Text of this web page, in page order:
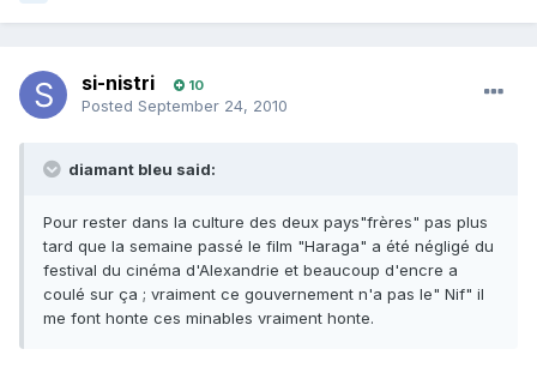
si-nistri 10
Posted September 24, 2010
diamant bleu said:
Pour rester dans la culture des deux pays"frères" pas plus
tard que la semaine passé le film "Haraga" a été négligé du
festival du cinéma d'Alexandrie et beaucoup d'encre a
coulé sur ça ; vraiment ce gouvernement n'a pas le" Nif" il
me font honte ces minables vraiment honte.